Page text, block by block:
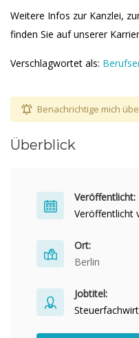
Weitere Infos zur Kanzlei,
finden Sie auf unserer
Verschlagwortet als:
Benachrichtige mich
Überblick
Veröffentlicht:
Veröffentlicht
Ort:
Berlin
Jobtitel: